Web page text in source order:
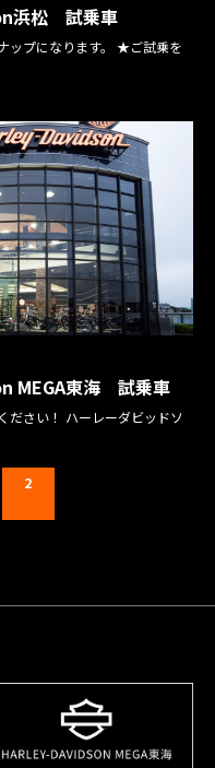
浜松 試乗車
ップになります。 ★ご試乗を
MEGA東海 試乗車
ださい！ ハーレーダビッドソ
2